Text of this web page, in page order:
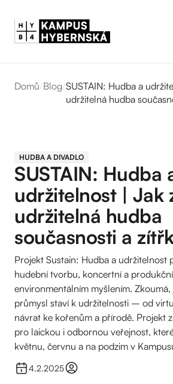
Domů/Blog/SUSTAIN: Hudba a
udržitelná hudba
HUDBA A DIVADLO
SUSTAIN: Hudba
udržitelnost | Jak
udržitelná hudba
současnosti a
Projekt Sustain: Hudba a udržitelnost
hudební tvorbu, koncertní a
environmentálním myšlením. Zkoumá,
průmysl staví k udržitelnosti – od
návrat ke kořenům a přírodě. Projekt
pro laickou i odbornou veřejnost,
květnu, červnu a na podzim v
4.2.2025